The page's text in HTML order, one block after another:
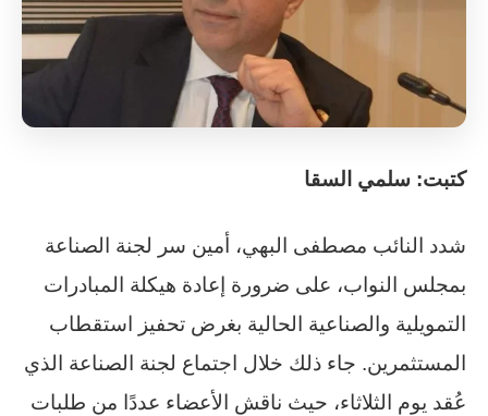
كتبت: سلمي السقا
شدد النائب مصطفى البهي، أمين سر لجنة الصناعة
بمجلس النواب، على ضرورة إعادة هيكلة المبادرات
التمويلية والصناعية الحالية بغرض تحفيز استقطاب
المستثمرين. جاء ذلك خلال اجتماع لجنة الصناعة الذي
عُقد يوم الثلاثاء، حيث ناقش الأعضاء عددًا من طلبات